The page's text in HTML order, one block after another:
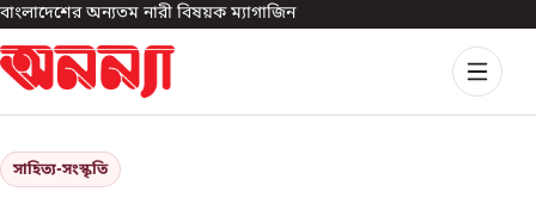
বাংলাদেশের অন্যতম নারী বিষয়ক ম্যাগাজিন
সাহিত্য-সংস্কৃতি